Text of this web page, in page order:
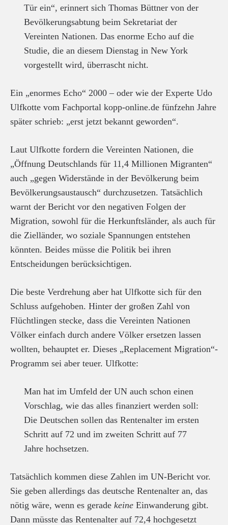
Tür ein“, erinnert sich Thomas Büttner von der
Bevölkerungsabtung beim Sekretariat der
Vereinten Nationen. Das enorme Echo auf die
Studie, die an diesem Dienstag in New York
vorgestellt wird, überrascht nicht.
Ein „enormes Echo“ 2000 – oder wie der Experte Udo
Ulfkotte vom Fachportal kopp-online.de fünfzehn Jahre
später schrieb: „erst jetzt bekannt geworden“.
Laut Ulfkotte fordern die Vereinten Nationen, die
„Öffnung Deutschlands für 11,4 Millionen Migranten“
auch „gegen Widerstände in der Bevölkerung beim
Bevölkerungsaustausch“ durchzusetzen. Tatsächlich
warnt der Bericht vor den negativen Folgen der
Migration, sowohl für die Herkunftsländer, als auch für
die Zielländer, wo soziale Spannungen entstehen
könnten. Beides müsse die Politik bei ihren
Entscheidungen berücksichtigen.
Die beste Verdrehung aber hat Ulfkotte sich für den
Schluss aufgehoben. Hinter der großen Zahl von
Flüchtlingen stecke, dass die Vereinten Nationen
Völker einfach durch andere Völker ersetzen lassen
wollten, behauptet er. Dieses „Replacement Migration“-
Programm sei aber teuer. Ulfkotte:
Man hat im Umfeld der UN auch schon einen
Vorschlag, wie das alles finanziert werden soll:
Die Deutschen sollen das Rentenalter im ersten
Schritt auf 72 und im zweiten Schritt auf 77
Jahre hochsetzen.
Tatsächlich kommen diese Zahlen im UN-Bericht vor.
Sie geben allerdings das deutsche Rentenalter an, das
nötig wäre, wenn es gerade keine Einwanderung gibt.
Dann müsste das Rentenalter auf 72,4 hochgesetzt